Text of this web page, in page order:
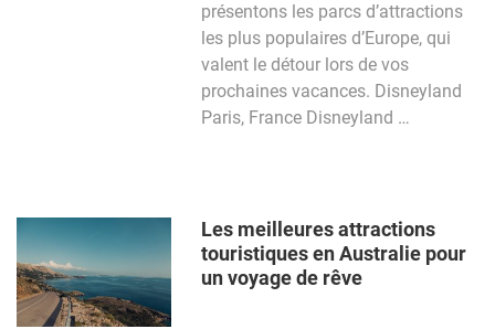
présentons les parcs d’attractions
les plus populaires d’Europe, qui
valent le détour lors de vos
prochaines vacances. Disneyland
Paris, France Disneyland …
Les meilleures attractions
touristiques en Australie pour
un voyage de rêve